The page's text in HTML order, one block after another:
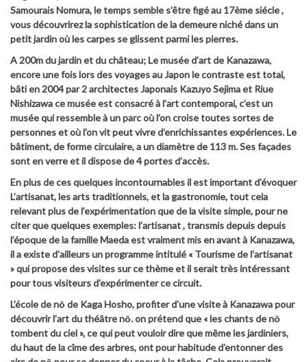
Samourais Nomura, le temps semble s’être figé au 17ème siécle ,
vous découvrirez la sophistication de la demeure niché dans un
petit jardin où les carpes se glissent parmi les pierres.
A 200m du jardin et du château; Le musée d’art de Kanazawa,
encore une fois lors des voyages au Japon le contraste est total,
bâti en 2004 par 2 architectes Japonais Kazuyo Sejima et Riue
Nishizawa ce musée est consacré à l’art contemporai, c’est un
musée qui ressemble à un parc où l’on croise toutes sortes de
personnes et où l’on vit peut vivre d’enrichissantes expériences. Le
bâtiment, de forme circulaire, a un diamètre de 113 m. Ses façades
sont en verre et il dispose de 4 portes d’accès.
En plus de ces quelques incontournables il est important d’évoquer
L’artisanat, les arts traditionnels, et la gastronomie, tout cela
relevant plus de l’expérimentation que de la visite simple, pour ne
citer que quelques exemples: l’artisanat , transmis depuis depuis
l’époque de la famille Maeda est vraiment mis en avant à Kanazawa,
il a existe d’ailleurs un programme intitulé « Tourisme de l’artisanat
» qui propose des visites sur ce thème et il serait très intéressant
pour tous visiteurs d’expérimenter ce circuit.
L’école de nō de Kaga Hosho, profiter d’une visite à Kanazawa pour
découvrir l’art du théâtre nō. on prétend que « les chants de nō
tombent du ciel », ce qui peut vouloir dire que même les jardiniers,
du haut de la cîme des arbres, ont pour habitude d’entonner des